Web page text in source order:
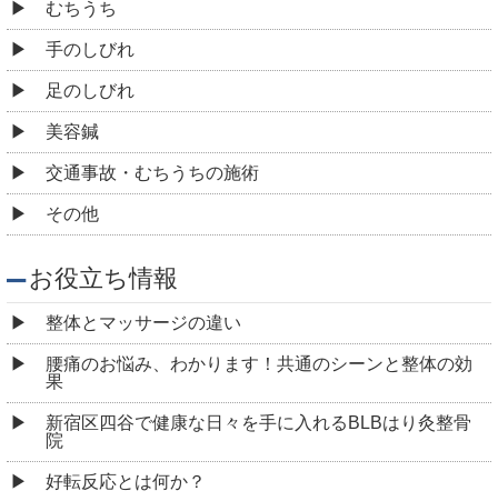
交通事故・むちうちの施術
その他
お役立ち情報
整体とマッサージの違い
腰痛のお悩み、わかります！共通のシーンと整体の効
果
新宿区四谷で健康な日々を手に入れるBLBはり灸整骨
院
好転反応とは何か？
整体とカイロプラクティックの違い
「高い整体」と「安いマッサージ」の違いって？
整体が痛いってホント？
「整体が不安・・・」選び方がわからない方へ